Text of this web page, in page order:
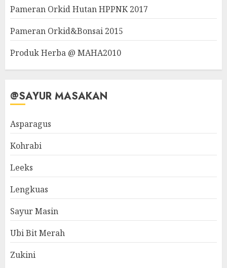
Pameran Orkid Hutan HPPNK 2017
Pameran Orkid&Bonsai 2015
Produk Herba @ MAHA2010
@SAYUR MASAKAN
Asparagus
Kohrabi
Leeks
Lengkuas
Sayur Masin
Ubi Bit Merah
Zukini